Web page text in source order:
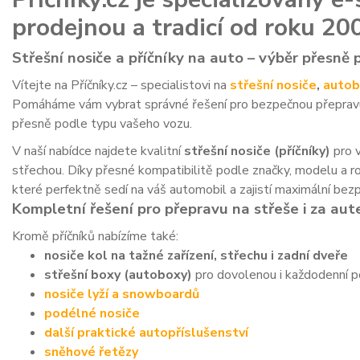
prodejnou a tradicí od roku
Střešní nosiče a příčníky na auto – výběr přesně
Vítejte na Příčníky.cz – specialistovi na střešní nosiče,
Pomáháme vám vybrat správné řešení pro bezpečnou
přesně podle typu vašeho vozu.
V naší nabídce najdete kvalitnístřešní nosiče (příčníky) pro
střechou. Díky přesné kompatibilitě podle značky, modelu a
které perfektně sedí na váš automobil a zajistí maximální
Kompletní řešení pro přepravu na střeše i za
Kromě příčníků nabízíme také:
nosiče kol na tažné zařízení, střechu i zadní dveře
střešní boxy (autoboxy) pro dovolenou i každodenní
nosiče lyží a snowboardů
podélné nosiče
další praktické autopříslušenství
sněhové řetězy